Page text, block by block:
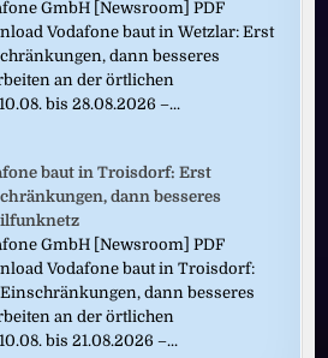
GmbH [Newsroom] PDF
Vodafone baut in Wetzlar: Erst
dann besseres
an der örtlichen
bis 28.08.2026 –...
baut in Troisdorf: Erst
dann besseres
GmbH [Newsroom] PDF
Vodafone baut in Troisdorf:
dann besseres
an der örtlichen
bis 21.08.2026 –...